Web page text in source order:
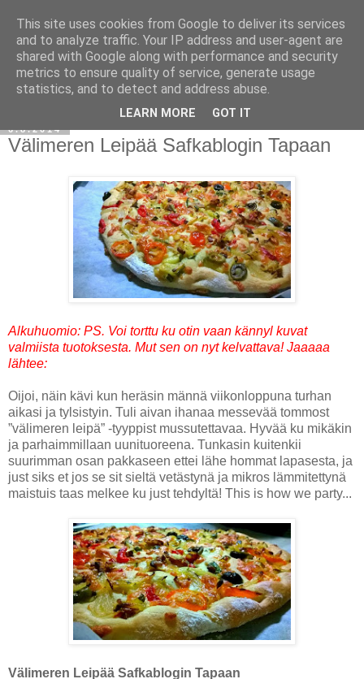
6.8.2014
Välimeren Leipää Safkablogin Tapaan
Alkuhuomio: PS. Voi torttu ku otin vaan kännyl kuvat
valmiista tuotoksesta. Mut sen on nyt kelvattava! Jaaaaa
lähtee:
Oijoi, näin kävi kun heräsin männä viikonloppuna turhan
aikasi ja tylsistyin. Tuli aivan ihanaa messevää tommost
”välimeren leipä” -tyyppist mussutettavaa. Hyvää ku mikäkin
ja parhaimmillaan uunituoreena. Tunkasin kuitenkii
suurimman osan pakkaseen ettei lähe hommat lapasesta, ja
just siks et jos se sit sieltä vetästynä ja mikros lämmitettynä
maistuis taas melkee ku just tehdyltä! This is how we party...
Välimeren Leipää Safkablogin Tapaan
This site uses cookies from Google to deliver its services
and to analyze traffic. Your IP address and user-agent are
shared with Google along with performance and security
metrics to ensure quality of service, generate usage
statistics, and to detect and address abuse.
LEARN MORE GOT IT